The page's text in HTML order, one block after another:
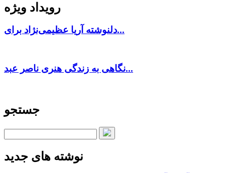
رویداد ویژه
دلنوشته آریا عظیمی‌نژاد برای...
نگاهی به زندگی هنری ناصر عبد...
جستجو
نوشته های جدید